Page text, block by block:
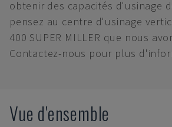
obtenir des capacités d'usinage
pensez au centre d'usinage
400 SUPER MILLER que nous
Contactez-nous pour plus
Vue d'ensemble